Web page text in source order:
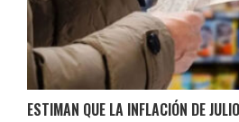
ESTIMAN QUE LA INFLACIÓN DE